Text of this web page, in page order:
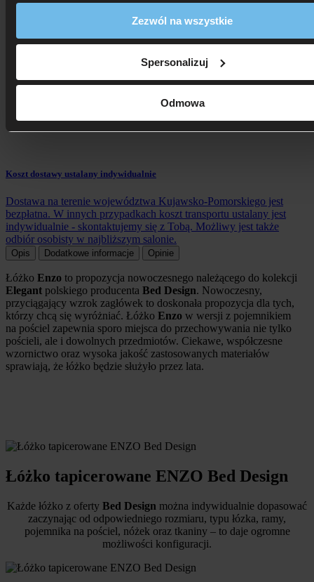
Zezwól na wszystkie
Spersonalizuj
Odmowa
Koszt dostawy ustalany indywidualnie
Dostawa na terenie województwa Kujawsko-Pomorskiego jest
bezpłatna. W innych przypadkach koszt transportu ustalany jest
indywidualnie - skontaktujemy się z Tobą. Możliwy jest także
odbiór osobisty w najbliższym salonie.
Opis Dodatkowe informacje Opinie
Łóżko Enzo to propozycja nowoczesnego należącego do kolekcji
Elegant polskiego producenta Bed Design. Nowoczesny,
przyciągający wzrok zagłówek to doskonała propozycja dla tych,
którzy chcą się wyróżniać. Łóżko Enzo w wersji z pojemnikiem
na pościel zapewnia sporo miejsca do przechowywania nie tylko
pościeli, ale i dowolnych przedmiotów. Ciekawe, współczesne
wzornictwo oraz wysoka jakość zastosowanych materiałów
sprawiają, że łóżko będzie służyło przez lata.
Łóżko tapicerowane ENZO Bed Design
Każde łóżko z oferty Bed Design można indywidualnie dopasować
zaczynając od odpowiedniego rozmiaru, typu łózka, ramy,
pojemnika na pościel, nóżek oraz tkaniny – to daje ogromne
możliwości konfiguracji.